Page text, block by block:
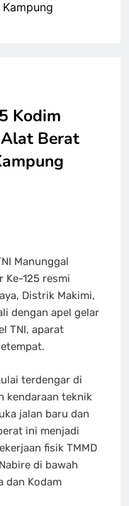
Kodim
Berat
Manunggal
Ke-125 resmi
Distrik Makimi,
dengan apel gelar
TNI, aparat
terdengar di
kendaraan teknik
jalan baru dan
ini menjadi
fisik TMMD
di bawah
dan Kodam